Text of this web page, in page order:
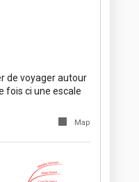
de voyager autour
fois ci une escale
Map